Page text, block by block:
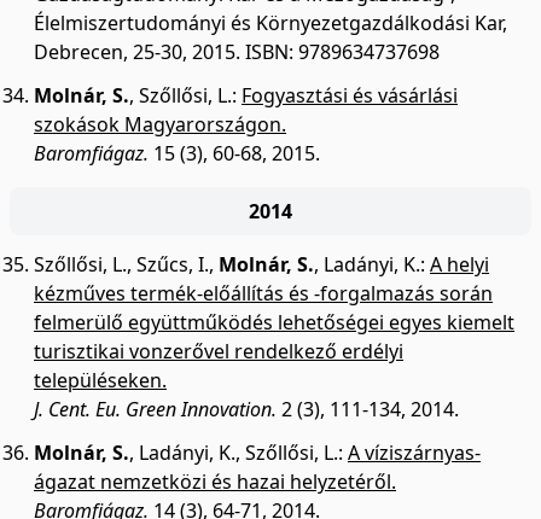
Élelmiszertudományi és Környezetgazdálkodási Kar,
Debrecen, 25-30, 2015. ISBN: 9789634737698
Molnár, S., Szőllősi, L.: Fogyasztási és vásárlási
szokások Magyarországon.
Baromfiágaz. 15 (3), 60-68, 2015.
2014
Szőllősi, L., Szűcs, I., Molnár, S., Ladányi, K.: A helyi
kézműves termék-előállítás és -forgalmazás során
felmerülő együttműködés lehetőségei egyes kiemelt
turisztikai vonzerővel rendelkező erdélyi
településeken.
J. Cent. Eu. Green Innovation. 2 (3), 111-134, 2014.
Molnár, S., Ladányi, K., Szőllősi, L.: A víziszárnyas-
ágazat nemzetközi és hazai helyzetéről.
Baromfiágaz. 14 (3), 64-71, 2014.